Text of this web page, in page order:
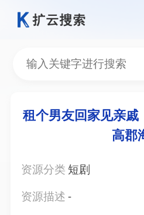
租个男友回家见亲
高郡
资源分类 短剧
资源描述-